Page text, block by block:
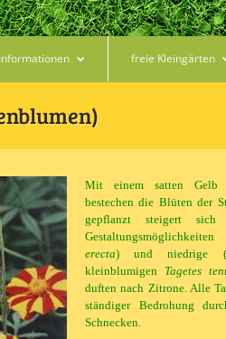
freie Kleingärten
Mit einem satten Gelb
bestechen die Blüten der
gepflanzt steigert
erecta) und niedrige (
kleinblumigen Tagetes
duften nach Zitrone. Alle
ständiger Bedrohung
Schnecken.